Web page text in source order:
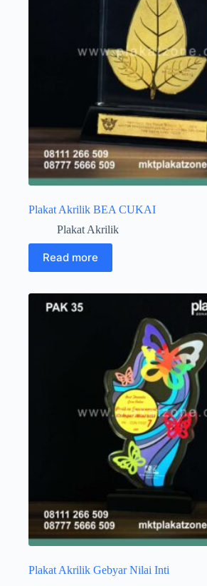
Plakat Akrilik BEA CUKAI
Plakat Akrilik
Read more
Plakat Akrilik Gebyar Nilai Inti